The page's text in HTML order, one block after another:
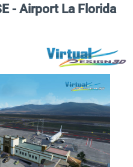
- Airport La Florida